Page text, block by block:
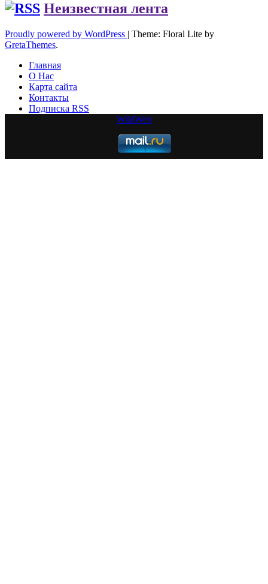
Неизвестная лента
Proudly powered by WordPress | Theme: Floral Lite by
GretaThemes.
Главная
О Нас
Карта сайта
Контакты
Подписка RSS
WildWeb